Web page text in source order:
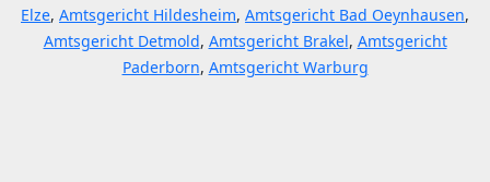
Elze, Amtsgericht Hildesheim, Amtsgericht Bad Oeynhausen,
Amtsgericht Detmold, Amtsgericht Brakel, Amtsgericht
Paderborn, Amtsgericht Warburg